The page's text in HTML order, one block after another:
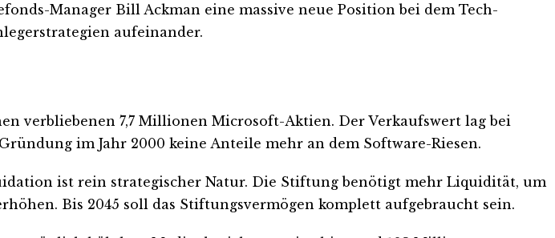
Manager Bill Ackman eine massive neue Position bei dem Tech-
aufeinander.
verbliebenen 7,7 Millionen Microsoft-Aktien. Der Verkaufswert lag bei
im Jahr 2000 keine Anteile mehr an dem Software-Riesen.
ist rein strategischer Natur. Die Stiftung benötigt mehr Liquidität, um
Bis 2045 soll das Stiftungsvermögen komplett aufgebraucht sein.